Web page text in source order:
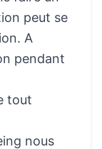
peut se
A
pendant
tout
nous